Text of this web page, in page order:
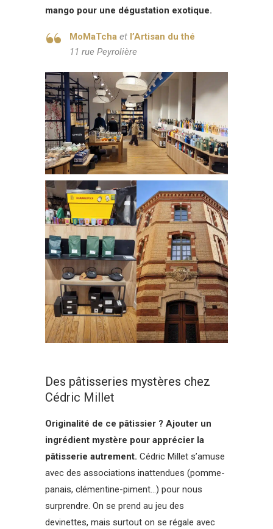
mango pour une dégustation exotique.
MoMaTcha et l’Artisan du thé
11 rue Peyrolière
Des pâtisseries mystères chez
Cédric Millet
Originalité de ce pâtissier ? Ajouter un
ingrédient mystère pour apprécier la
pâtisserie autrement. Cédric Millet s’amuse
avec des associations inattendues (pomme-
panais, clémentine-piment…) pour nous
surprendre. On se prend au jeu des
devinettes, mais surtout on se régale avec